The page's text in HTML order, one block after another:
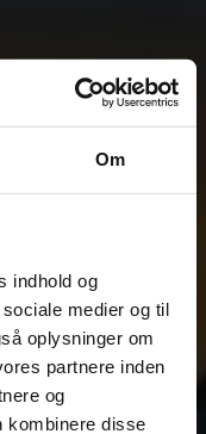
Om
indhold og
medier og til
oplysninger om
partnere inden
og
kombinere disse